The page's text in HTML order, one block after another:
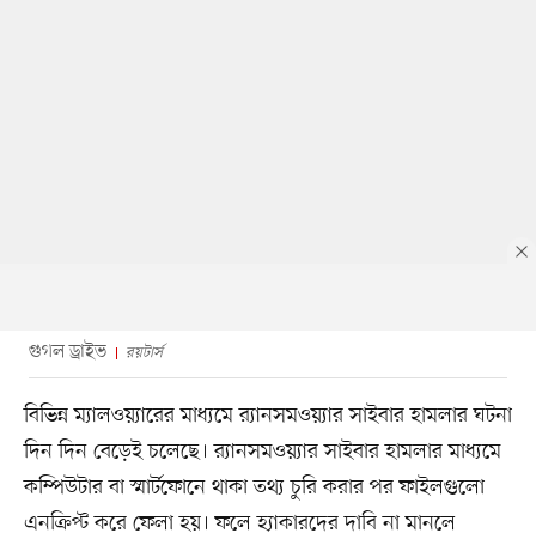
গুগল ড্রাইভ রয়টার্স
বিভিন্ন ম্যালওয়্যারের মাধ্যমে র‍্যানসমওয়্যার সাইবার হামলার ঘটনা
দিন দিন বেড়েই চলেছে। র‍্যানসমওয়্যার সাইবার হামলার মাধ্যমে
কম্পিউটার বা স্মার্টফোনে থাকা তথ্য চুরি করার পর ফাইলগুলো
এনক্রিপ্ট করে ফেলা হয়। ফলে হ্যাকারদের দাবি না মানলে